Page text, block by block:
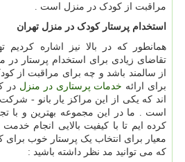
مراقبت از کودک در منزل است .
استخدام پرستار کودک در منزل تهران
همانطور که در بالا نیز اشاره کردیم
تقاضای زیادی برای استخدام پرستار در
از سالمند باشد و چه برای مراقبت از
برای ارائه خدمات پرستاری در منزل در
اند که یکی از این مراکز یار بانو -
است . ما در این مجموعه بهترین و با
کرده ایم تا با کیفیت بالایی انجام خدمت
معیار برای انتخاب یک پرستار خوب برای
که می توانید مد نظر داشته باشید :